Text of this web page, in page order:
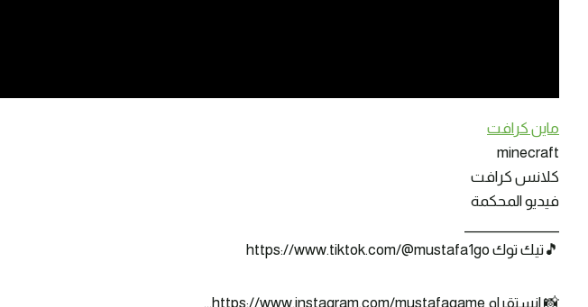
ماين كرافت
minecraft
كلانس كرافت
فيديو المحكمة
🎵تيك توك https://www.tiktok.com/@mustafa1go
📸 انستقرام https://www.instagram.com/mustafagame…